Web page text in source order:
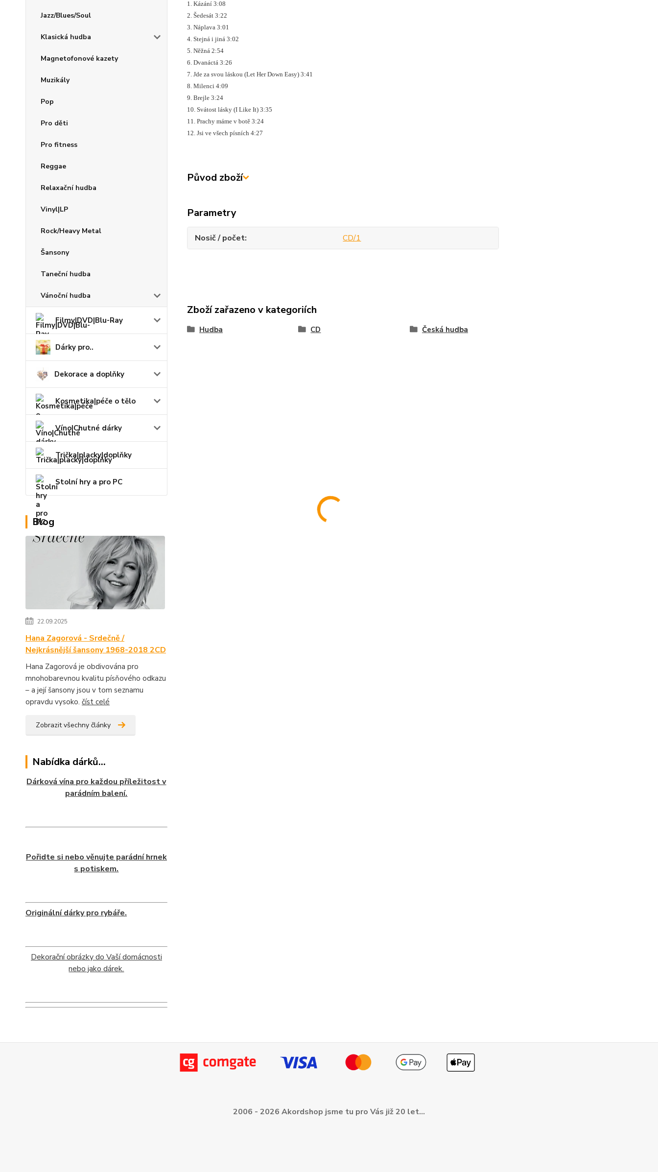
Jazz/Blues/Soul
Klasická hudba
Magnetofonové kazety
Muzikály
Pop
Pro děti
Pro fitness
Reggae
Relaxační hudba
Vinyl|LP
Rock/Heavy Metal
Šansony
Taneční hudba
Vánoční hudba
Filmy|DVD|Blu-Ray
Dárky pro..
Dekorace a doplňky
Kosmetika|péče o tělo
Víno|Chutné dárky
Trička|placky|doplňky
Stolní hry a pro PC
Blog
22.09.2025
Hana Zagorová - Srdečně /
Nejkrásnější šansony 1968-2018 2CD
Hana Zagorová je obdivována pro
mnohobarevnou kvalitu písňového odkazu
– a její šansony jsou v tom seznamu
opravdu vysoko. číst celé
Zobrazit všechny články
Nabídka dárků...
Dárková vína pro každou příležitost v
parádním balení.
Pořidte si nebo věnujte parádní hrnek
s potiskem.
Originální dárky pro rybáře.
Dekorační obrázky do Vaší domácnosti
nebo jako dárek.
1. Kázání 3:08
2. Šedesát 3:22
3. Náplava 3:01
4. Stejná i jiná 3:02
5. Něžná 2:54
6. Dvanáctá 3:26
7. Jde za svou láskou (Let Her Down Easy) 3:41
8. Milenci 4:09
9. Brejle 3:24
10. Svátost lásky (I Like It) 3:35
11. Prachy máme v botě 3:24
12. Jsi ve všech písních 4:27
Původ zboží
Parametry
Nosič / počet CD/1
Zboží zařazeno v kategoriích
Hudba CD Česká hudba
2006 - 2026 Akordshop jsme tu pro Vás již 20 let...